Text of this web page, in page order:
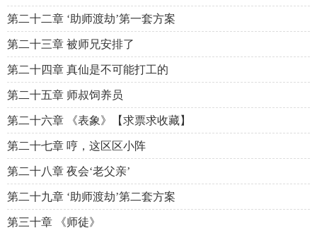
第二十二章 ‘助师渡劫’第一套方案
第二十三章 被师兄安排了
第二十四章 真仙是不可能打工的
第二十五章 师叔饲养员
第二十六章 《表象》【求票求收藏】
第二十七章 哼，这区区小阵
第二十八章 夜会‘老父亲’
第二十九章 ‘助师渡劫’第二套方案
第三十章 《师徒》